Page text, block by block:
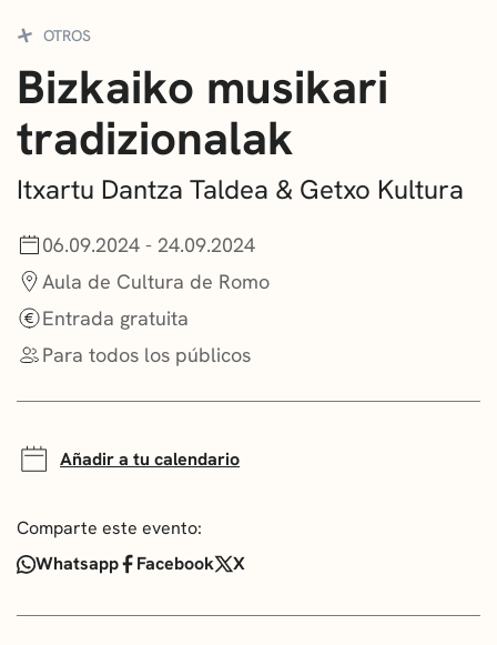
CONVOCATORIAS
NOTICIAS
GETXO KULTURA
ASOCIACIONES CULTURALES
OTROS
Bizkaiko musikari
tradizionalak
Itxartu Dantza Taldea & Getxo Kultura
06.09.2024 - 24.09.2024
Aula de Cultura de Romo
Entrada gratuita
Para todos los públicos
Añadir a tu calendario
Comparte este evento:
Whatsapp
Facebook X